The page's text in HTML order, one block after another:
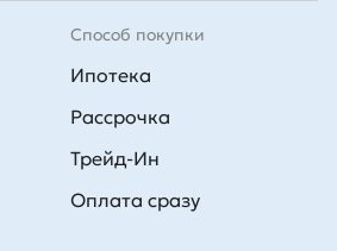
Способ покупки
Ипотека
Рассрочка
Трейд-Ин
Оплата сразу